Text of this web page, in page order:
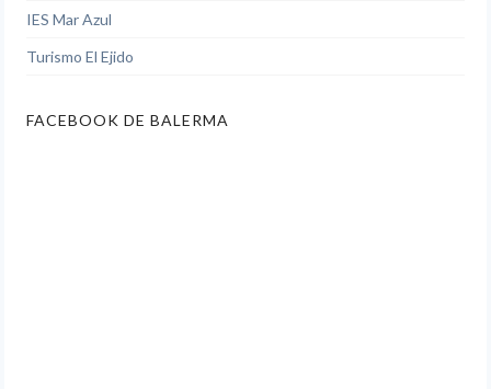
IES Mar Azul
Turismo El Ejido
FACEBOOK DE BALERMA